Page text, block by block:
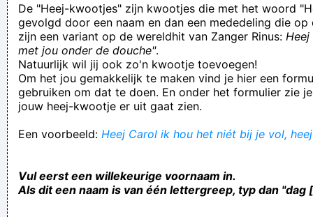
De "Heej-kwootjes" zijn kwootjes die met het woord
gevolgd door een naam en dan een mededeling die op
zijn een variant op de wereldhit van Zanger Rinus:
met jou onder de douche".
Natuurlijk wil jij ook zo'n kwootje toevoegen!
Om het jou gemakkelijk te maken vind je hier een
gebruiken om dat te doen. En onder het formulier zie
jouw heej-kwootje er uit gaat zien.
Een voorbeeld: Heej Carol ik hou het niét bij je vol,
Vul eerst een willekeurige voornaam in.
Als dit een naam is van één lettergreep, typ dan "dag